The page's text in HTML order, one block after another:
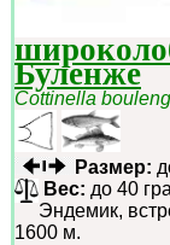
Буленже
Cottinella
Размер:
Вес: до 40
Эндемик,
1600 м.